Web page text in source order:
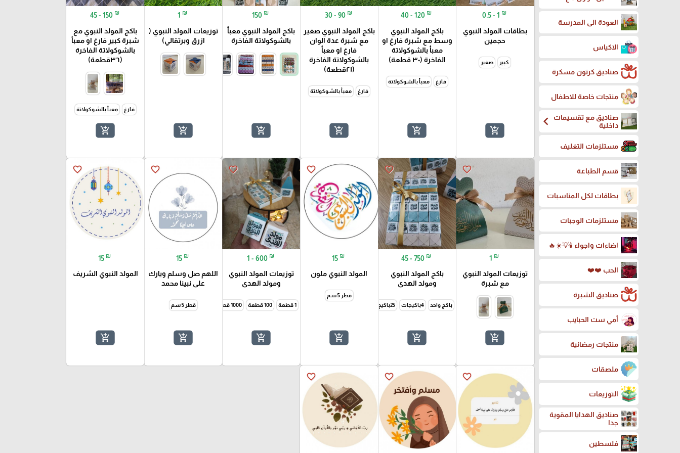
العودة الى المدرسة
الاكياس
صناديق كرتون مسكرة
منتجات خاصة للاطفال
صناديق مع تقسيمات
داخلية
chevron_left
مستلزمات التغليف
قسم الطباعة
بطاقات لكل المناسبات
مستلزمات الوجبات
اضاءات واجواء 🕯️💡☀️🔥
الحب ❤️❤️
صناديق الشبرة
أمي ست الحبايب
منتجات رمضانية
ملصقات
التوزيعات
صناديق الهدايا المقوية
جدا
فلسطين
0.5 - 1 ₪
بطاقات المولد النبوي
حجمين
كبير صغير
add_shopping_cart
40 - 120 ₪
باكج المولد النبوي
وسط مع شبرة فارغ او
معبأ بالشوكولاتة
الفاخرة (٣٠ قطعة)
فارغ معبأ بالشوكولاتة
add_shopping_cart
30 - 90 ₪
باكج المولد النبوي صغير
مع شبرة عدة الوان
فارغ او معبأ
بالشوكولاتة الفاخرة
(٢١قطعة)
فارغ معبأ بالشوكولاتة
add_shopping_cart
150 ₪
باكج المولد النبوي معبأ
بالشوكولاتة الفاخرة
add_shopping_cart
1 ₪
توزيعات المولد النبوي (
ازرق وبرتقالي)
add_shopping_cart
45 - 150 ₪
باكج المولد النبوي مع
شبرة كبير فارغ او معبأ
بالشوكولاتة الفاخرة
(٣٦قطعة)
فارغ معبأ بالشوكولاتة
add_shopping_cart
favorite_border
1 ₪
توزيعات المولد النبوي
مع شبرة
add_shopping_cart
favorite_border
45 - 750 ₪
باكج المولد النبوي
ومولد الهدى
باكج واحد 4باكيجات 25باكيج
add_shopping_cart
favorite_border
15 ₪
المولد النبوي ملون
قطر 5 سم
add_shopping_cart
favorite_border
1 - 600 ₪
توزيعات المولد النبوي
ومولد الهدى
1 قطعة 100 قطعة 1000 قطعة
add_shopping_cart
favorite_border
15 ₪
اللهم صل وسلم ويارك
على نبينا محمد
قطر 5 سم
add_shopping_cart
favorite_border
15 ₪
المولد النبوي الشريف
add_shopping_cart
favorite_border
favorite_border
favorite_border